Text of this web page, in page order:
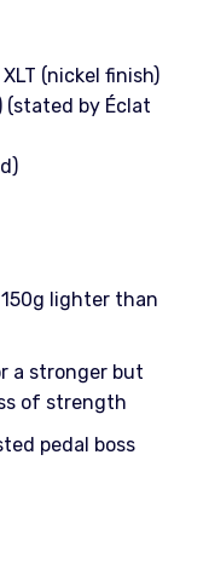
(nickel finish)
(stated by Éclat
lighter than
a stronger but
of strength
pedal boss